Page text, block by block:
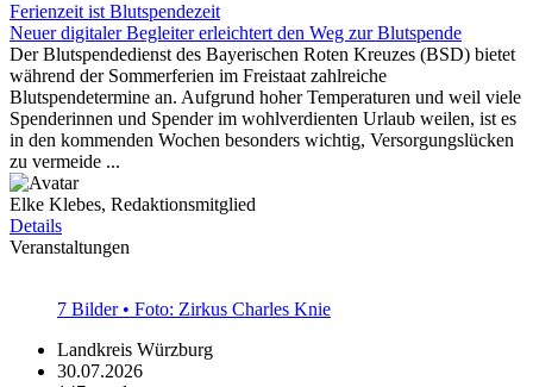
Ferienzeit ist Blutspendezeit
Neuer digitaler Begleiter erleichtert den Weg zur Blutspende
Der Blutspendedienst des Bayerischen Roten Kreuzes (BSD) bietet
während der Sommerferien im Freistaat zahlreiche
Blutspendetermine an. Aufgrund hoher Temperaturen und weil viele
Spenderinnen und Spender im wohlverdienten Urlaub weilen, ist es
in den kommenden Wochen besonders wichtig, Versorgungslücken
zu vermeide ...
Elke Klebes, Redaktionsmitglied
Details
Veranstaltungen
7 Bilder • Foto: Zirkus Charles Knie
Landkreis Würzburg
30.07.2026